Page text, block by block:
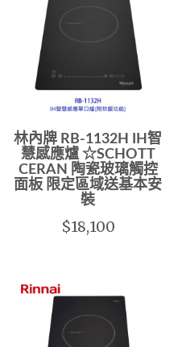
林內牌 RB-1132H IH智
慧感應爐 ☆SCHOTT
CERAN 陶瓷玻璃觸控
面板 限定區域送基本安
裝
$18,100